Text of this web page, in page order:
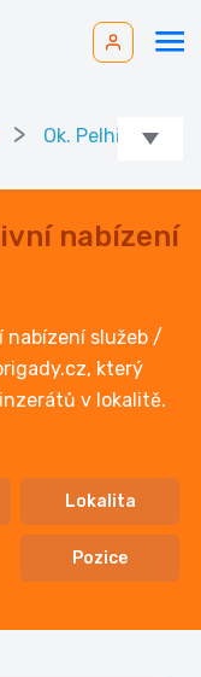
> Ok. Pelhřimov
nabízení
nabízení služeb /
který
v lokalitě.
Lokalita
Pozice